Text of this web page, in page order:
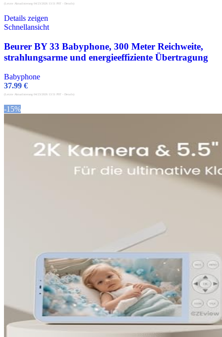
(Letzte Aktualisierung 04/23/2026 13:51 PST - Details)
Details zeigen
Schnellansicht
Beurer BY 33 Babyphone, 300 Meter Reichweite,
strahlungsarme und energieeffiziente Übertragung
Babyphone
37.99 €
(Letzte Aktualisierung 04/23/2026 13:51 PST - Details)
-15%